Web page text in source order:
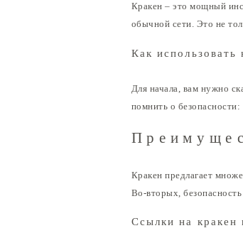
Кракен – это мощный
обычной сети. Это не
Как использовать
Для начала, вам нужно
помнить о
Кракен предлагает
Во-вторых,
Ссылки на кракен